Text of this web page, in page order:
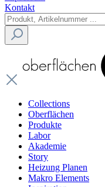
Kontakt
Collections
Oberflächen
Produkte
Labor
Akademie
Story
Heizung Planen
Makro Elements